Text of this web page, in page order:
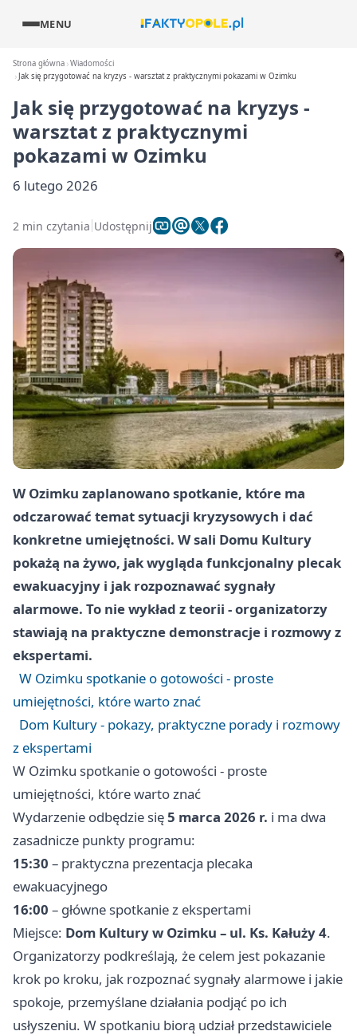
MENU
Strona główna Wiadomości
Jak się przygotować na kryzys - warsztat z praktycznymi pokazami w Ozimku
Jak się przygotować na kryzys -
warsztat z praktycznymi
pokazami w Ozimku
6 lutego 2026
2 min czytania Udostępnij
W Ozimku zaplanowano spotkanie, które ma
odczarować temat sytuacji kryzysowych i dać
konkretne umiejętności. W sali Domu Kultury
pokażą na żywo, jak wygląda funkcjonalny plecak
ewakuacyjny i jak rozpoznawać sygnały
alarmowe. To nie wykład z teorii - organizatorzy
stawiają na praktyczne demonstracje i rozmowy z
ekspertami.
W Ozimku spotkanie o gotowości - proste
umiejętności, które warto znać
Dom Kultury - pokazy, praktyczne porady i rozmowy
z ekspertami
W Ozimku spotkanie o gotowości - proste
umiejętności, które warto znać
Wydarzenie odbędzie się5 marca 2026 r. i ma dwa
zasadnicze punkty programu:
15:30 – praktyczna prezentacja plecaka
ewakuacyjnego
16:00 – główne spotkanie z ekspertami
Miejsce: Dom Kultury w Ozimku – ul. Ks. Kałuży 4.
Organizatorzy podkreślają, że celem jest pokazanie
krok po kroku, jak rozpoznać sygnały alarmowe i jakie
spokoje, przemyślane działania podjąć po ich
usłyszeniu. W spotkaniu biorą udział przedstawiciele